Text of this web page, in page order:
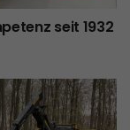
seit 1932